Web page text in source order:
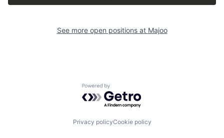
See more open positions at Majoo
Powered by Getro.com
Privacy policyCookie policy